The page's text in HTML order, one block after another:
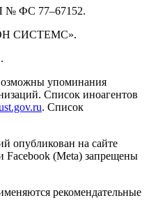
№ ФС 77–67152.
СИСТЕМС».
упоминания
Список иноагентов
. Список
опубликован на сайте
Facebook (Metа) запрещены
рекомендательные